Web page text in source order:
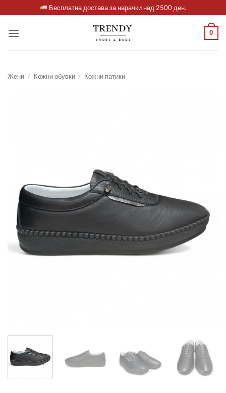
to
content
Бесплатна достава за нарачки над 2500 ден.
0
Жени / Кожни обувки / Кожни патики